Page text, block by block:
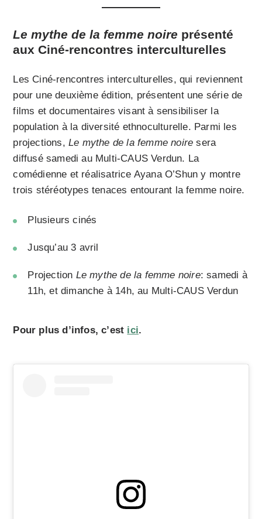
Le mythe de la femme noire présenté
aux Ciné-rencontres interculturelles
Les Ciné-rencontres interculturelles, qui reviennent
pour une deuxième édition, présentent une série de
films et documentaires visant à sensibiliser la
population à la diversité ethnoculturelle. Parmi les
projections,Le mythe de la femme noire sera
diffusé samedi au Multi-CAUS Verdun. La
comédienne et réalisatrice Ayana O’Shun y montre
trois stéréotypes tenaces entourant la femme noire.
Plusieurs cinés
Jusqu’au 3 avril
Projection Le mythe de la femme noire: samedi à
11h, et dimanche à 14h, au Multi-CAUS Verdun
Pour plus d’infos, c’est ici.